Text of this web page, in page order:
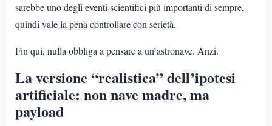
sarebbe uno degli eventi scientifici più importanti di sempre,
quindi vale la pena controllare con serietà.
Fin qui, nulla obbliga a pensare a un’astronave. Anzi.
La versione “realistica” dell’ipotesi
artificiale: non nave madre, ma
payload